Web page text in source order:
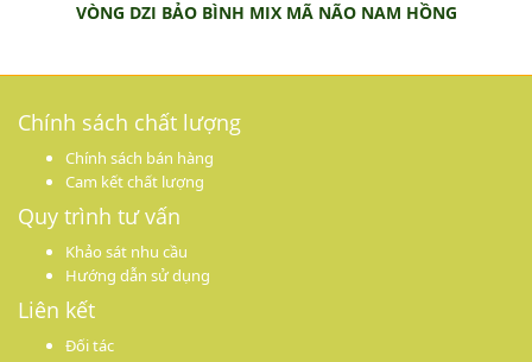
VÒNG DZI BẢO BÌNH MIX MÃ NÃO NAM HỒNG
Chính sách chất lượng
Chính sách bán hàng
Cam kết chất lượng
Quy trình tư vấn
Khảo sát nhu cầu
Hướng dẫn sử dụng
Liên kết
Đối tác